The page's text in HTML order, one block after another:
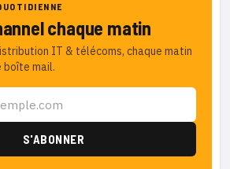
chaque matin
IT & télécoms, chaque matin
boîte mail.